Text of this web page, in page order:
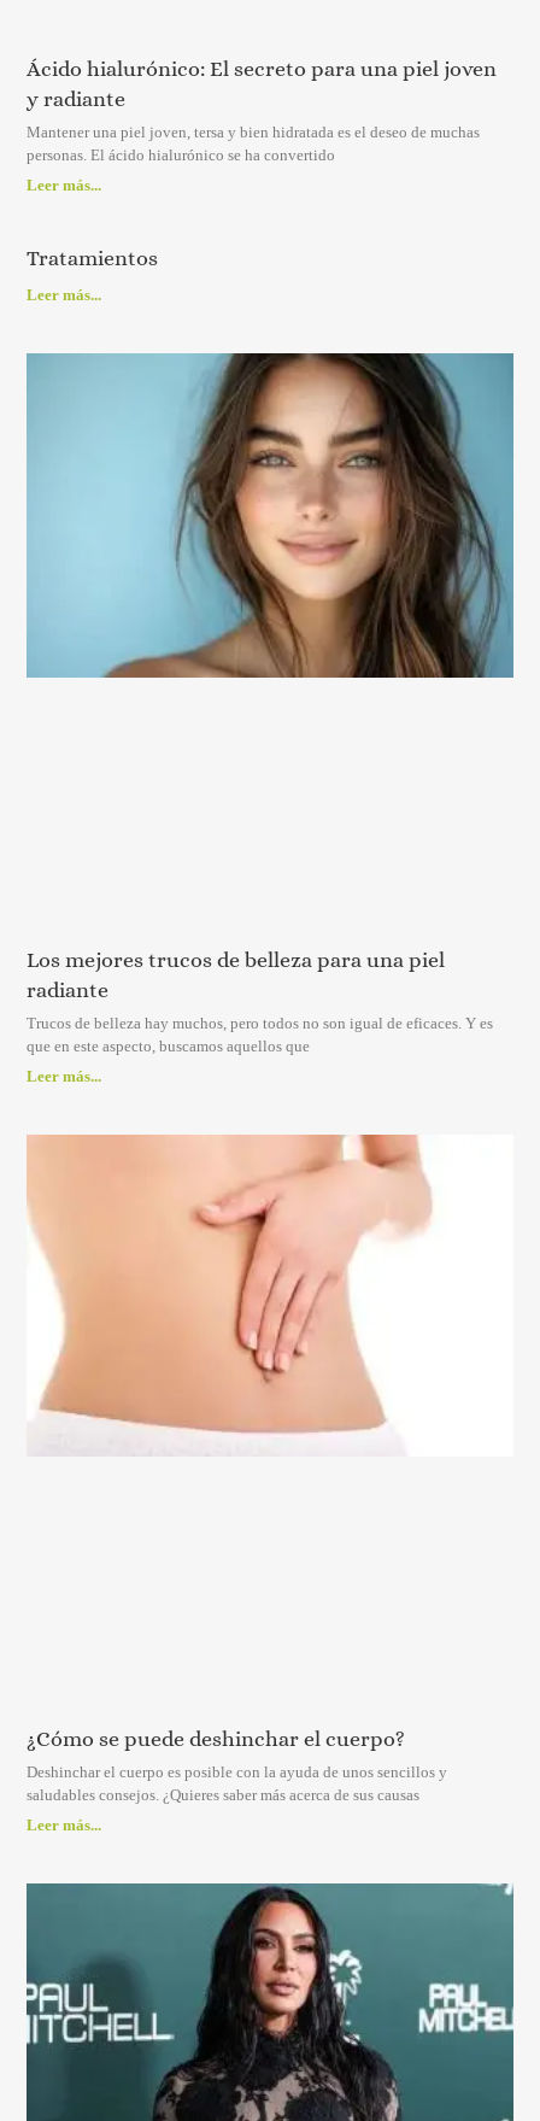
Ácido hialurónico: El secreto para una piel joven
y radiante
Mantener una piel joven, tersa y bien hidratada es el deseo de muchas
personas. El ácido hialurónico se ha convertido
Leer más...
Tratamientos
Leer más...
Los mejores trucos de belleza para una piel
radiante
Trucos de belleza hay muchos, pero todos no son igual de eficaces. Y es
que en este aspecto, buscamos aquellos que
Leer más...
¿Cómo se puede deshinchar el cuerpo?
Deshinchar el cuerpo es posible con la ayuda de unos sencillos y
saludables consejos. ¿Quieres saber más acerca de sus causas
Leer más...